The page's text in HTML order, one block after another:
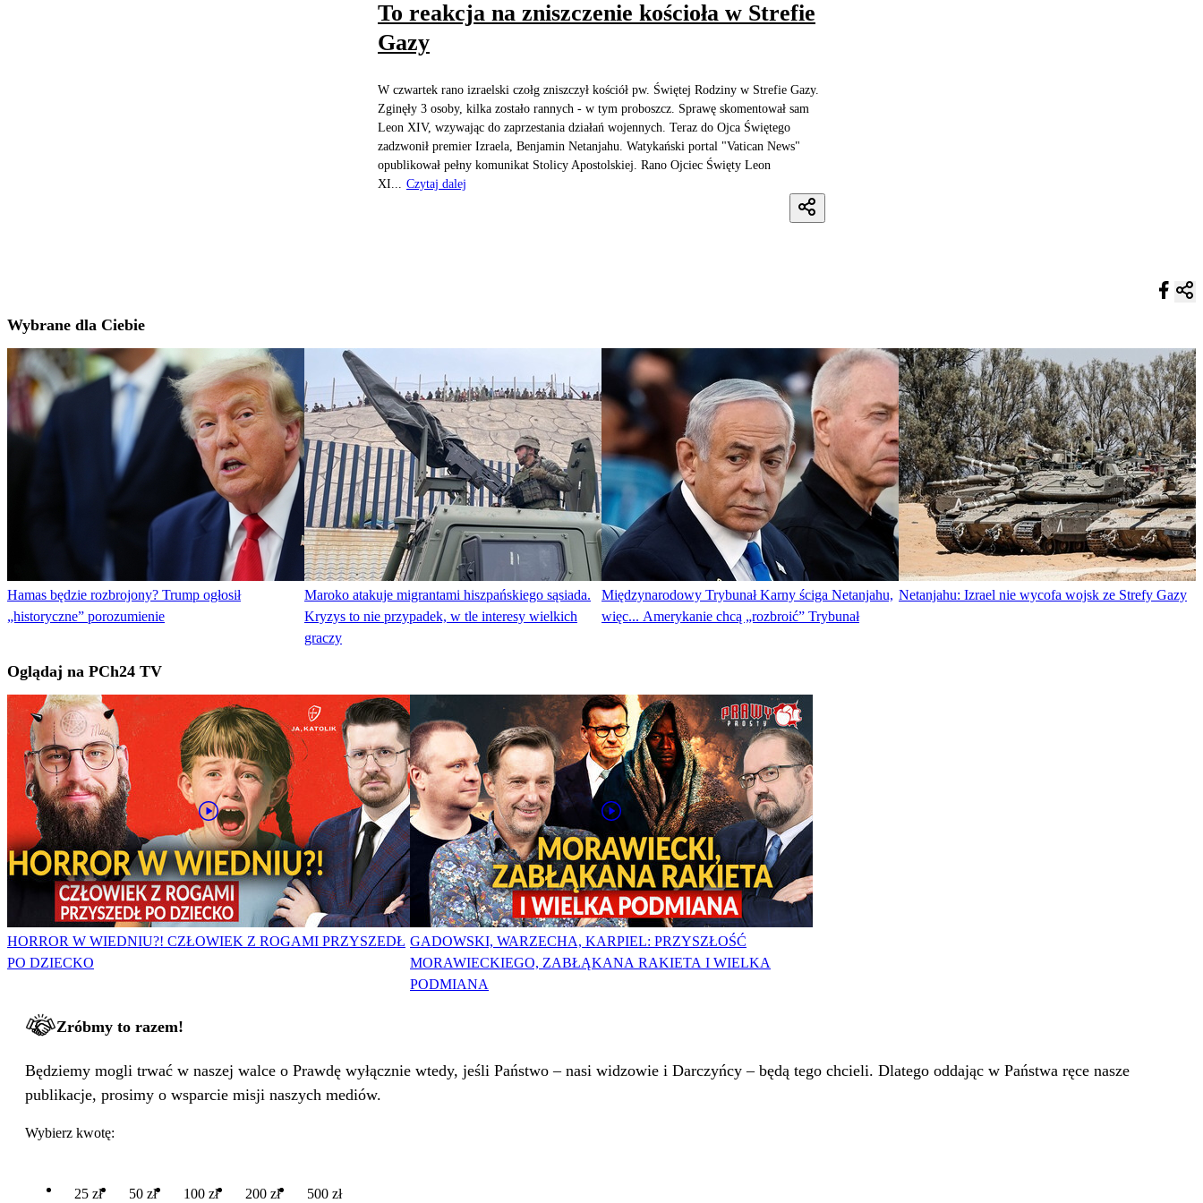
To reakcja na zniszczenie kościoła w Strefie
Gazy
W czwartek rano izraelski czołg zniszczył kościół pw. Świętej Rodziny w Strefie Gazy.
Zginęły 3 osoby, kilka zostało rannych - w tym proboszcz. Sprawę skomentował sam
Leon XIV, wzywając do zaprzestania działań wojennych. Teraz do Ojca Świętego
zadzwonił premier Izraela, Benjamin Netanjahu. Watykański portal "Vatican News"
opublikował pełny komunikat Stolicy Apostolskiej. Rano Ojciec Święty Leon
XI...
Czytaj dalej
Wybrane dla Ciebie
Hamas będzie rozbrojony? Trump ogłosił
„historyczne” porozumienie
Maroko atakuje migrantami hiszpańskiego sąsiada.
Kryzys to nie przypadek, w tle interesy wielkich
graczy
Międzynarodowy Trybunał Karny ściga Netanjahu,
więc... Amerykanie chcą „rozbroić” Trybunał
Netanjahu: Izrael nie wycofa wojsk ze Strefy Gazy
Oglądaj na PCh24 TV
HORROR W WIEDNIU?! CZŁOWIEK Z ROGAMI PRZYSZEDŁ
PO DZIECKO
GADOWSKI, WARZECHA, KARPIEL: PRZYSZŁOŚĆ
MORAWIECKIEGO, ZABŁĄKANA RAKIETA I WIELKA
PODMIANA
Zróbmy to razem!
Będziemy mogli trwać w naszej walce o Prawdę wyłącznie wtedy, jeśli Państwo – nasi widzowie i Darczyńcy – będą tego chcieli. Dlatego oddając w Państwa ręce nasze
publikacje, prosimy o wsparcie misji naszych mediów.
Wybierz kwotę:
25 zł 50 zł 100 zł 200 zł 500 zł